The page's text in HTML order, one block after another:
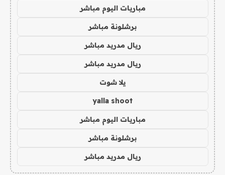
مباريات اليوم مباشر
برشلونة مباشر
ريال مدريد مباشر
ريال مدريد مباشر
يلا شوت
yalla shoot
مباريات اليوم مباشر
برشلونة مباشر
ريال مدريد مباشر